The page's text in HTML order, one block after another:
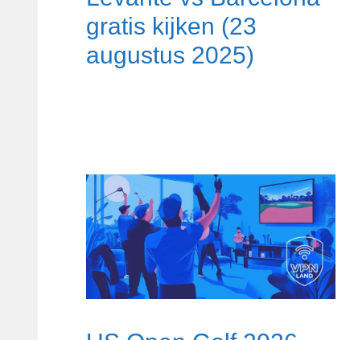
gratis kijken (23
augustus 2025)